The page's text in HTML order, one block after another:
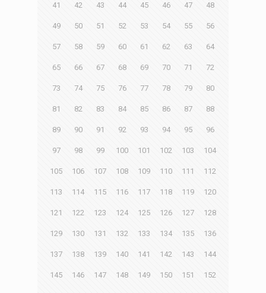
41 42 43 44 45 46 47 48
49 50 51 52 53 54 55 56
57 58 59 60 61 62 63 64
65 66 67 68 69 70 71 72
73 74 75 76 77 78 79 80
81 82 83 84 85 86 87 88
89 90 91 92 93 94 95 96
97 98 99 100 101 102 103 104
105 106 107 108 109 110 111 112
113 114 115 116 117 118 119 120
121 122 123 124 125 126 127 128
129 130 131 132 133 134 135 136
137 138 139 140 141 142 143 144
145 146 147 148 149 150 151 152